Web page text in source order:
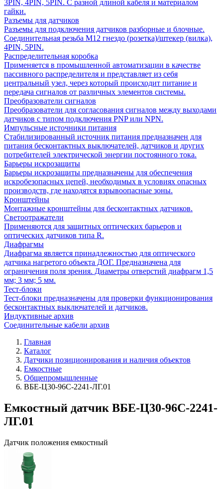
3PIN, 4PIN, 5PIN. С разной длиной кабеля и материалом
гайки.
Разъемы для датчиков
Разъемы для подключения датчиков разборные и блочные.
Соединительная резьба М12 гнездо (розетка)/штекер (вилка),
4PIN, 5PIN.
Распределительная коробка
Применяется в промышленной автоматизации в качестве
пассивного распределителя и представляет из себя
центральный узел, через который происходит питание и
передача сигналов от различных элементов системы.
Преобразователи сигналов
Преобразователи для согласования сигналов между выходами
датчиков с типом подключения PNP или NPN.
Импульсные источники питания
Стабилизированный источник питания предназначен для
питания бесконтактных выключателей, датчиков и других
потребителей электрической энергии постоянного тока.
Барьеры искрозащиты
Барьеры искрозащиты предназначены для обеспечения
искробезопасных цепей, необходимых в условиях опасных
производств, где находятся взрывоопасные зоны.
Кронштейны
Монтажные кронштейны для бесконтактных датчиков.
Светоотражатели
Применяются для защитных оптических барьеров и
оптических датчиков типа R.
Диафрагмы
Диафрагма является принадлежностью для оптического
датчика нагретого объекта ДОГ. Предназначена для
ограничения поля зрения. Диаметры отверстий диафрагм 1,5
мм; 3 мм; 5 мм.
Тест-блоки
Тест-блоки предназначены для проверки функционирования
бесконтактных выключателей и датчиков.
Индуктивные архив
Соединительные кабели архив
Главная
Каталог
Датчики позиционирования и наличия объектов
Емкостные
Общепромышленные
ВБЕ-Ц30-96С-2241-ЛГ.01
Емкостный датчик ВБЕ-Ц30-96С-2241-
ЛГ.01
Датчик положения емкостный